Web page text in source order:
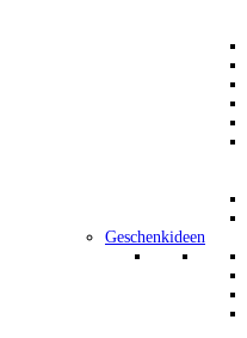
Geschenkideen